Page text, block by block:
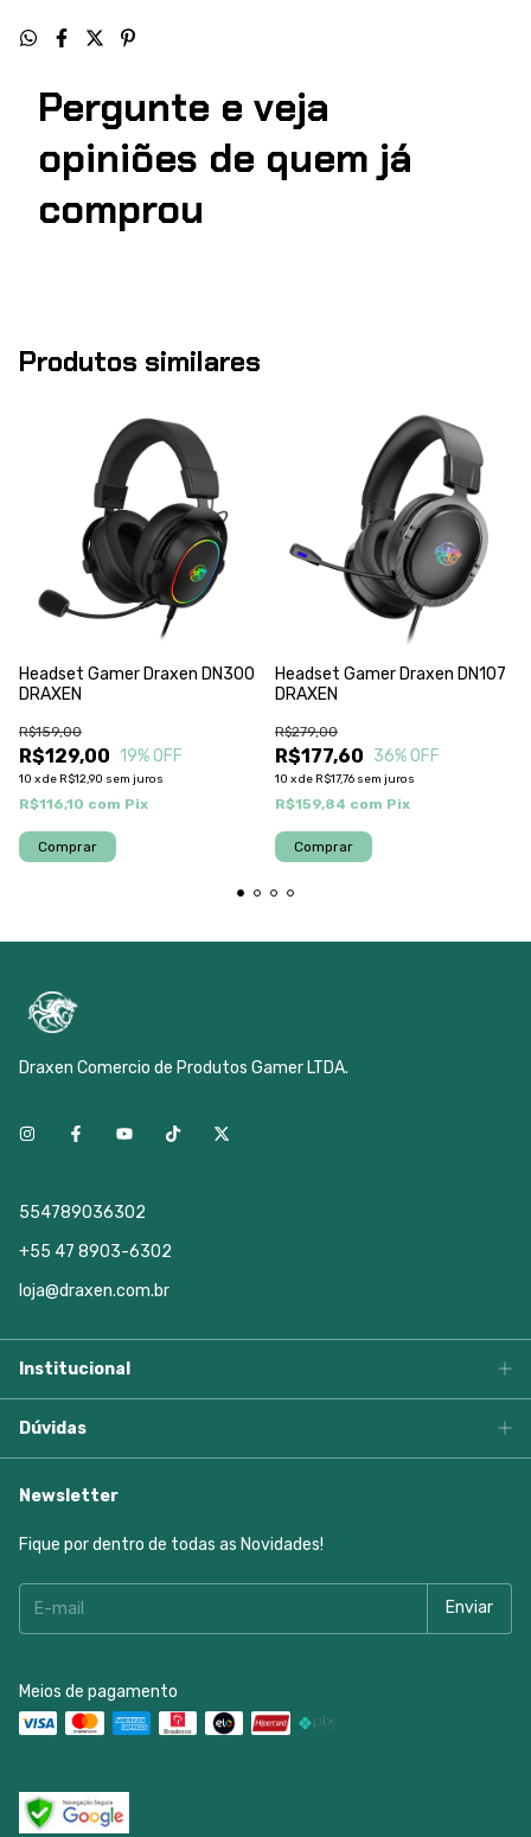
Pergunte e veja
opiniões de quem j
comprou
Produtos similares
Headset Gamer Draxen DN300
DRAXEN
R$129,00
R$159,00
19% OFF
10 xde R$12,90 sem juros
R$116,10 com Pix
Headset Gamer Draxen DN107
DRAXEN
R$177,60
R$279,00
36% OFF
10 xde R$17,76 sem juros
R$159,84 com Pix
Draxen Comercio de Produtos Gamer LTDA.
554789036302
+55 47 8903-6302
loja@draxen.com.br
Institucional
Dúvidas
Newsletter
Fique por dentro de todas as Novidades!
Meios de pagamento